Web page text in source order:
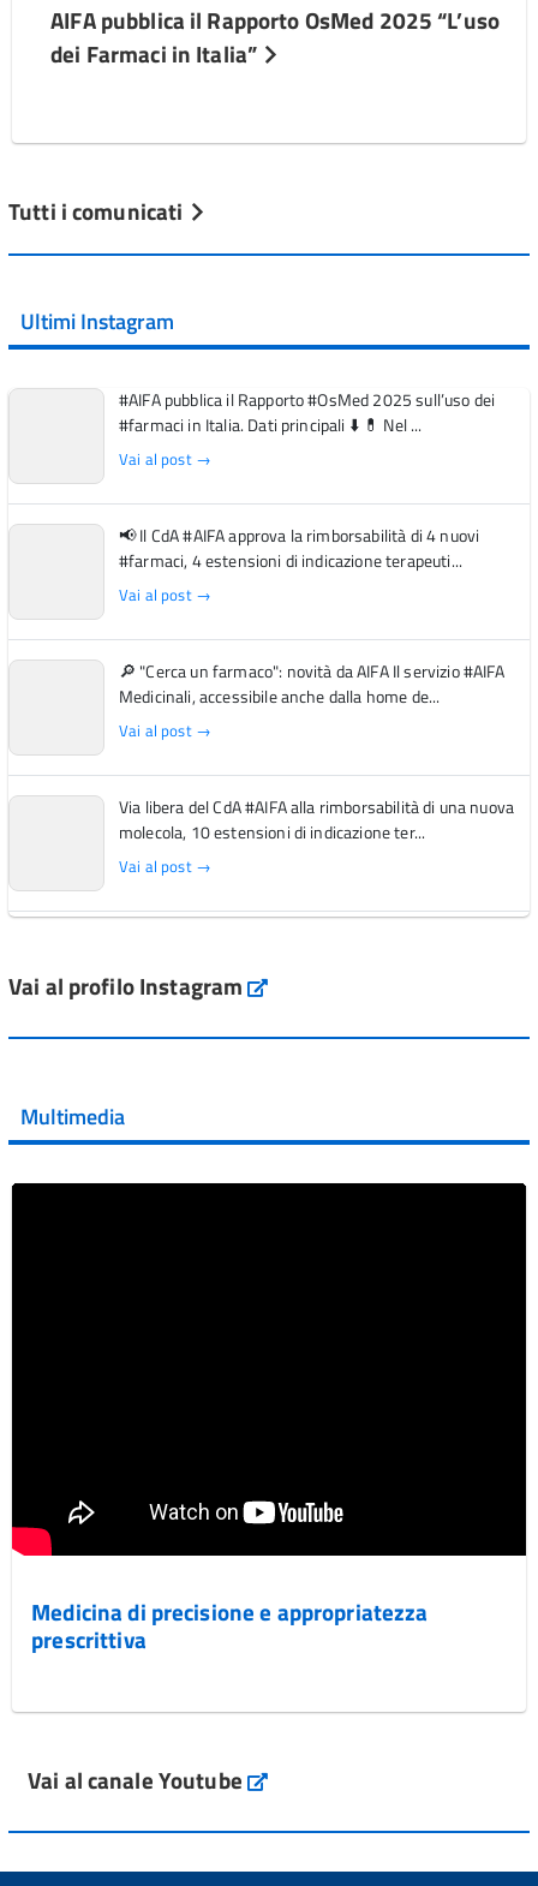
AIFA pubblica il Rapporto OsMed 2025 “L’uso
dei Farmaci in Italia”
Tutti i comunicati
Ultimi Instagram
#AIFA pubblica il Rapporto #OsMed 2025 sull’uso dei
#farmaci in Italia. Dati principali ⬇️ 💊 Nel ...
Vai al post →
📢 Il CdA #AIFA approva la rimborsabilità di 4 nuovi
#farmaci, 4 estensioni di indicazione terapeuti...
Vai al post →
🔎 "Cerca un farmaco": novità da AIFA Il servizio #AIFA
Medicinali, accessibile anche dalla home de...
Vai al post →
Via libera del CdA #AIFA alla rimborsabilità di una nuova
molecola, 10 estensioni di indicazione ter...
Vai al post →
Vai al post →
Vai al post →
Vai al profilo Instagram Instagram
Multimedia
Medicina di precisione e appropriatezza
prescrittiva
Vai al canale Youtube